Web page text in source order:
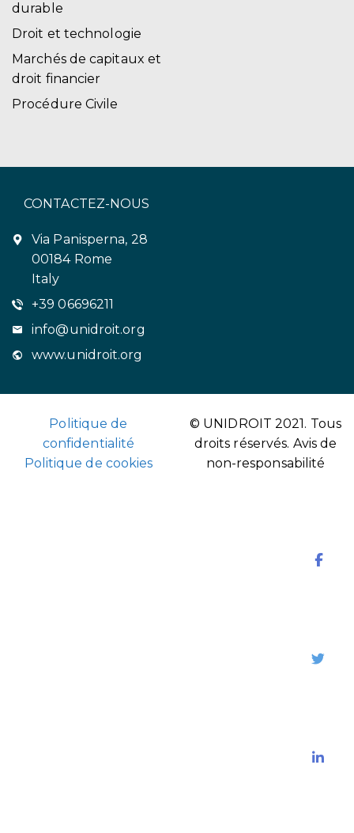
durable
Droit et technologie
Marchés de capitaux et
droit financier
Procédure Civile
CONTACTEZ-NOUS
Via Panisperna, 28
00184 Rome
Italy
+39 06696211
info@unidroit.org
www.unidroit.org
Politique de
confidentialité
Politique de cookies
© UNIDROIT 2021. Tous
droits réservés. Avis de
non-responsabilité